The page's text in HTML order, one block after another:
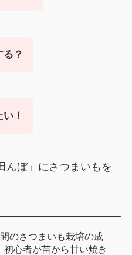
？
！
んぼ」にさつまいもを
間のさつまいも栽培の成
初心者が苗から甘い焼き